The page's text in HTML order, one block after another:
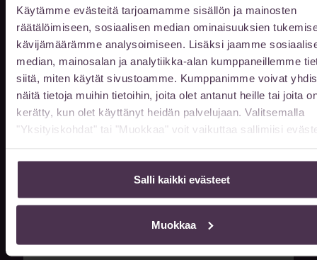
Käytämme evästeitä tarjoamamme sisällön ja mainosten
räätälöimiseen, sosiaalisen median ominaisuuksien
kävijämäärämme analysoimiseen. Lisäksi jaamme
median, mainosalan ja analytiikka-alan kumppaneillemme
siitä, miten käytät sivustoamme. Kumppanimme voivat
näitä tietoja muihin tietoihin, joita olet antanut heille tai joita
kerätty, kun olet käyttänyt heidän palvelujaan. Valitsemalla
"Yksityiskohdat" tai "Muokkaa" voit vaikuttaa sallimiisi
Salli kaikki evästeet
Muokkaa
Sähköpostiosoite
Puhelin
Viestisi
LÄHETÄ